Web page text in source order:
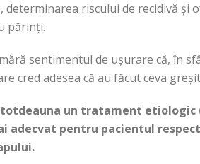
determinarea riscului de recidivă
părinți.
sentimentul de ușurare că, în
cred adesea că au făcut ceva
un tratament
pentru pacientul